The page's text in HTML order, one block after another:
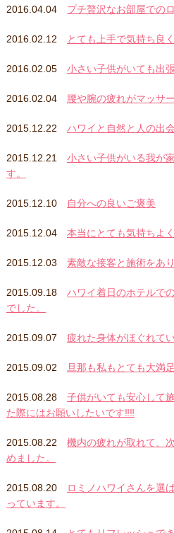
2016.04.04 プチ贅沢なお部屋での
2016.02.12 とても上手で気持ち良
2016.02.05 小さい子供がいても出
2016.02.04 腰や腕の疲れがマッサ
2015.12.22 ハワイと自然と人の出
2015.12.21
小さい子供がいる我が
す。
2015.12.10 自分への良いご褒美
2015.12.04 本当にとても気持ちよ
2015.12.03 素敵な接客と施術をあ
2015.09.18
ハワイ着日のホテルで
でした。
2015.09.07 疲れた身体がほぐれて
2015.09.02 旦那も私もとても大
2015.08.28
子供がいても安心して
た際にはお願いしたいです‼︎‼︎
2015.08.22
機内の疲れが取れて、
めました。
2015.08.20
ロミノハワイさんを選
っています。